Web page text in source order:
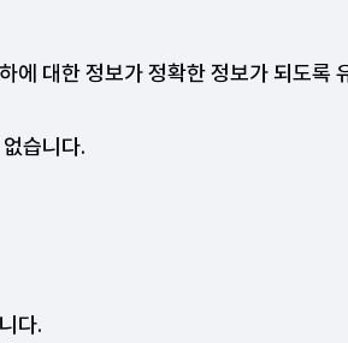
대한 정보가 정확한 정보가 되도록
습니다.
다.